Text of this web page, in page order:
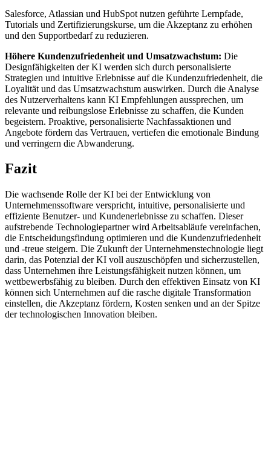
Salesforce, Atlassian und HubSpot nutzen geführte Lernpfade,
Tutorials und Zertifizierungskurse, um die Akzeptanz zu erhöhen
und den Supportbedarf zu reduzieren.
Höhere Kundenzufriedenheit und Umsatzwachstum: Die
Designfähigkeiten der KI werden sich durch personalisierte
Strategien und intuitive Erlebnisse auf die Kundenzufriedenheit, die
Loyalität und das Umsatzwachstum auswirken. Durch die Analyse
des Nutzerverhaltens kann KI Empfehlungen aussprechen, um
relevante und reibungslose Erlebnisse zu schaffen, die Kunden
begeistern. Proaktive, personalisierte Nachfassaktionen und
Angebote fördern das Vertrauen, vertiefen die emotionale Bindung
und verringern die Abwanderung.
Fazit
Die wachsende Rolle der KI bei der Entwicklung von
Unternehmenssoftware verspricht, intuitive, personalisierte und
effiziente Benutzer- und Kundenerlebnisse zu schaffen. Dieser
aufstrebende Technologiepartner wird Arbeitsabläufe vereinfachen,
die Entscheidungsfindung optimieren und die Kundenzufriedenheit
und -treue steigern. Die Zukunft der Unternehmenstechnologie liegt
darin, das Potenzial der KI voll auszuschöpfen und sicherzustellen,
dass Unternehmen ihre Leistungsfähigkeit nutzen können, um
wettbewerbsfähig zu bleiben. Durch den effektiven Einsatz von KI
können sich Unternehmen auf die rasche digitale Transformation
einstellen, die Akzeptanz fördern, Kosten senken und an der Spitze
der technologischen Innovation bleiben.